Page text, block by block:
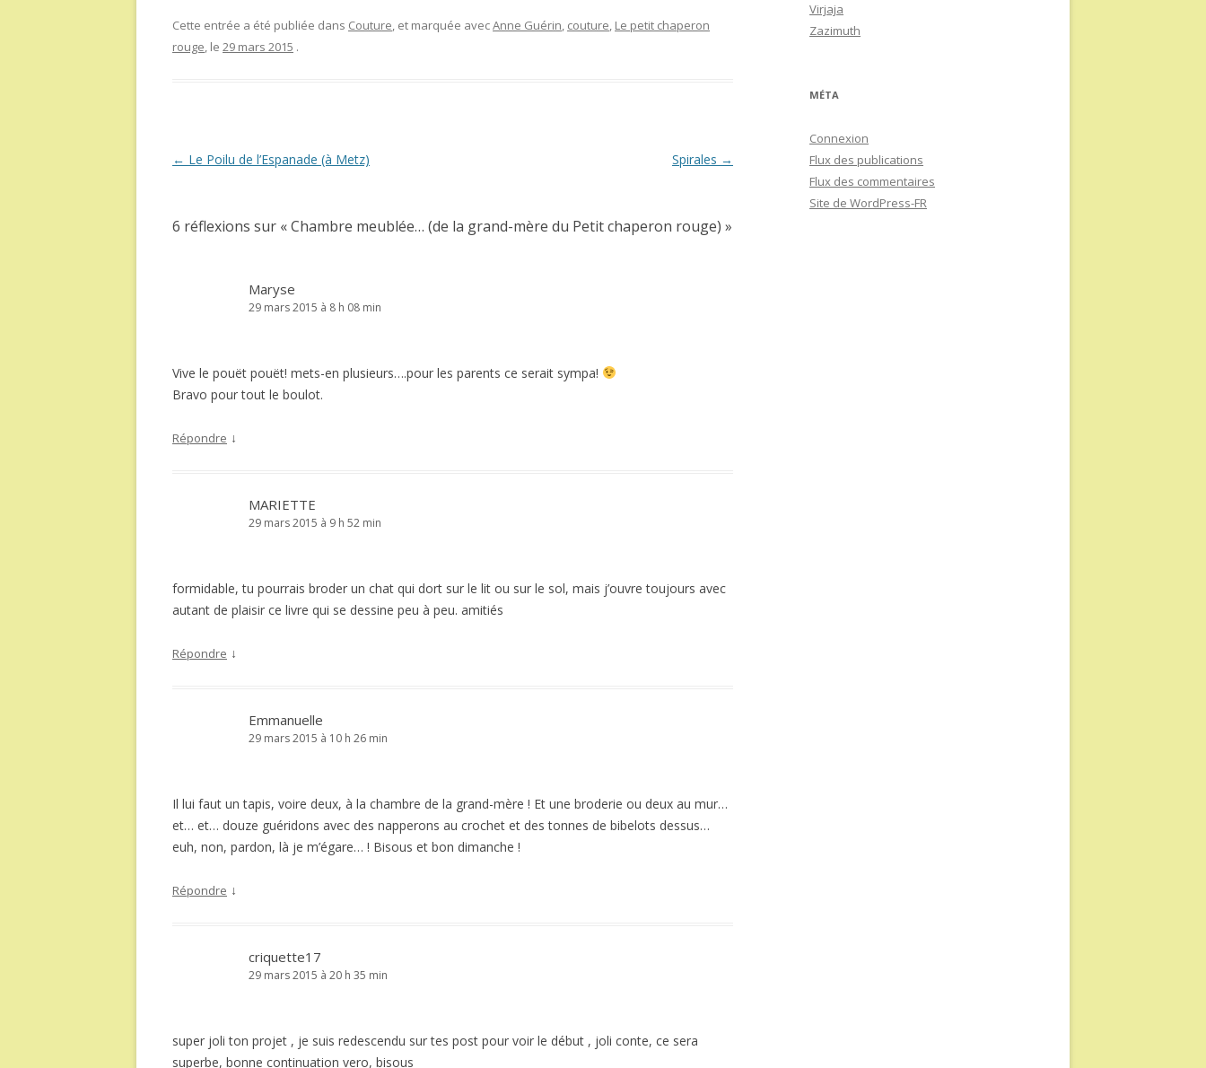
Cette entrée a été publiée dans Couture, et marquée avecAnne Guérin, couture, Le petit chaperon
rouge, le 29 mars 2015 .
Navigation
← Le Poilu de l’Espanade (à Metz) Spirales →
6 réflexions sur «Chambre meublée… (de la grand-mère du Petit chaperon rouge) »
Maryse
29 mars 2015 à 8 h 08 min
Vive le pouët pouët! mets-en plusieurs….pour les parents ce serait sympa!
Bravo pour tout le boulot.
Répondre ↓
MARIETTE
29 mars 2015 à 9 h 52 min
formidable, tu pourrais broder un chat qui dort sur le lit ou sur le sol, mais j’ouvre toujours avec
autant de plaisir ce livre qui se dessine peu à peu. amitiés
Répondre ↓
Emmanuelle
29 mars 2015 à 10 h 26 min
Il lui faut un tapis, voire deux, à la chambre de la grand-mère ! Et une broderie ou deux au mur…
et… et… douze guéridons avec des napperons au crochet et des tonnes de bibelots dessus…
euh, non, pardon, là je m’égare… ! Bisous et bon dimanche !
Répondre ↓
criquette17
29 mars 2015 à 20 h 35 min
super joli ton projet , je suis redescendu sur tes post pour voir le début , joli conte, ce sera
superbe, bonne continuation vero, bisous
Virjaja
Zazimuth
MÉTA
Connexion
Flux des publications
Flux des commentaires
Site de WordPress-FR